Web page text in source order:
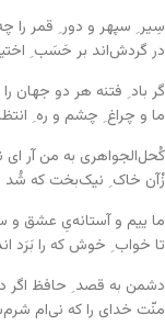
سِیر ِ سپهر و دور ِ قمر را
در گردش‌اند بر حَسَب
گر باد ِ فتنه هر دو جهان
ما و چراغ ِ چشم و ره
کُحل‌الجواهری به من آر
زْ‌آن خاک ِ نیک‌بخت که شُد
ما ییم و آستانه‌یِ عشق و
تا خواب ِ خوش که را بَرَد
دشمن به قصد ِ حافظ اگر
منّت خدای را که نی‌ام